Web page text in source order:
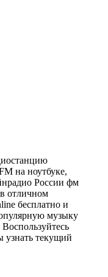
на ноутбуке,
России фм
отличном
бесплатно и
музыку
узнать текущий